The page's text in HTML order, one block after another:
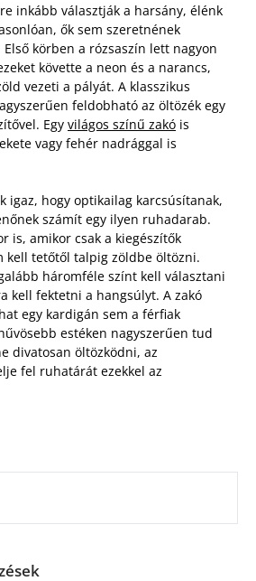
inkább választják a harsány, élénk
ők sem szeretnének
körben a rózsaszín lett nagyon
követte a neon és a narancs,
vezeti a pályát. A klasszikus
feldobható az öltözék egy
Egy világos színű zakó is
vagy fehér nadrággal is
igaz, hogy optikailag karcsúsítanak,
számít egy ilyen ruhadarab.
is, amikor csak a kiegészítők
kell tetőtől talpig zöldbe öltözni.
háromféle színt kell választani
kell fektetni a hangsúlyt. A zakó
egy kardigán sem a férfiak
estéken nagyszerűen tud
divatosan öltözködni, az
fel ruhatárát ezekkel az